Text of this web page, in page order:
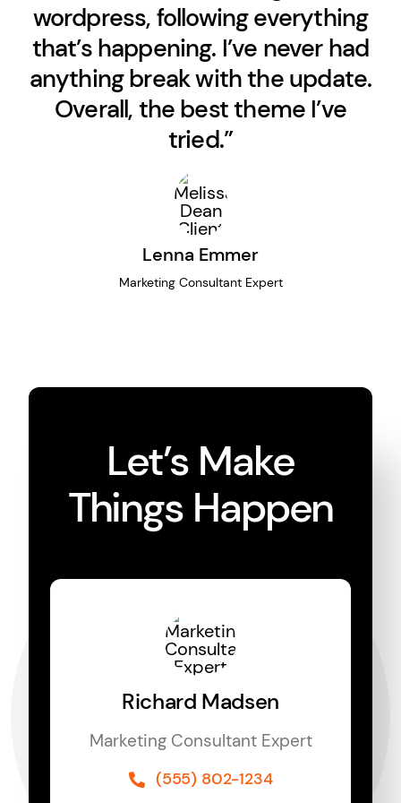
wordpress, following everything
that’s happening. I’ve never had
anything break with the update.
Overall, the best theme I’ve
tried.”
Lenna Emmer
Marketing Consultant Expert
Let’s Make
Things Happen
Richard Madsen
Marketing Consultant Expert
(555) 802-1234